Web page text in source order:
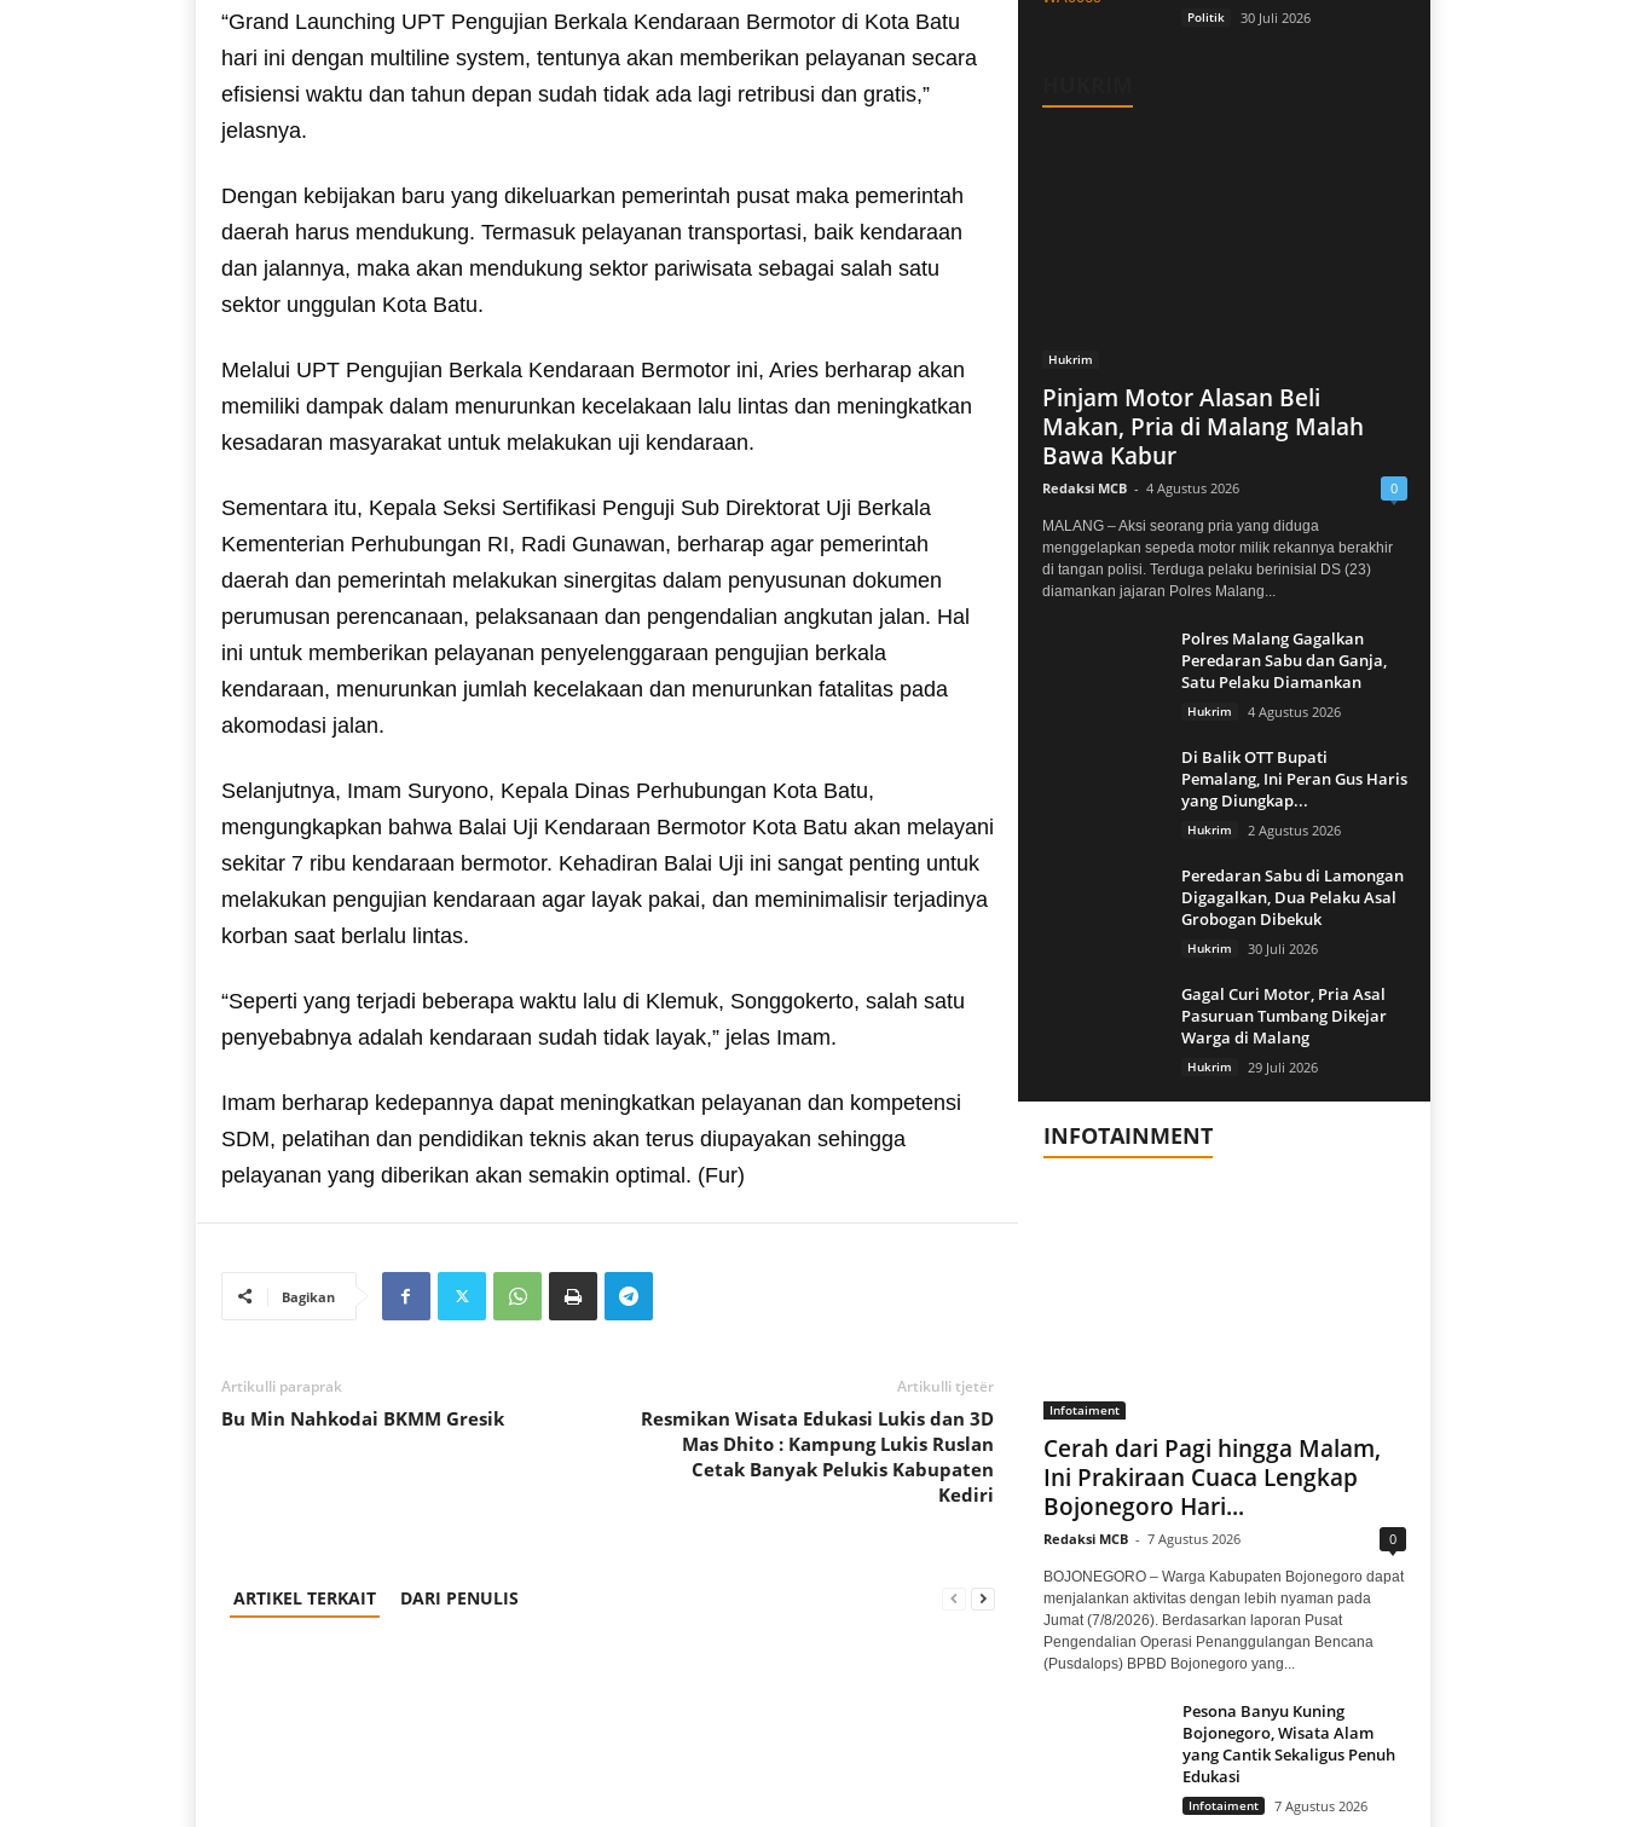
“Grand Launching UPT Pengujian Berkala Kendaraan Bermotor di Kota Batu
hari ini dengan multiline system, tentunya akan memberikan pelayanan secara
efisiensi waktu dan tahun depan sudah tidak ada lagi retribusi dan gratis,”
jelasnya.
Dengan kebijakan baru yang dikeluarkan pemerintah pusat maka pemerintah
daerah harus mendukung. Termasuk pelayanan transportasi, baik kendaraan
dan jalannya, maka akan mendukung sektor pariwisata sebagai salah satu
sektor unggulan Kota Batu.
Melalui UPT Pengujian Berkala Kendaraan Bermotor ini, Aries berharap akan
memiliki dampak dalam menurunkan kecelakaan lalu lintas dan meningkatkan
kesadaran masyarakat untuk melakukan uji kendaraan.
Sementara itu, Kepala Seksi Sertifikasi Penguji Sub Direktorat Uji Berkala
Kementerian Perhubungan RI, Radi Gunawan, berharap agar pemerintah
daerah dan pemerintah melakukan sinergitas dalam penyusunan dokumen
perumusan perencanaan, pelaksanaan dan pengendalian angkutan jalan. Hal
ini untuk memberikan pelayanan penyelenggaraan pengujian berkala
kendaraan, menurunkan jumlah kecelakaan dan menurunkan fatalitas pada
akomodasi jalan.
Selanjutnya, Imam Suryono, Kepala Dinas Perhubungan Kota Batu,
mengungkapkan bahwa Balai Uji Kendaraan Bermotor Kota Batu akan melayani
sekitar 7 ribu kendaraan bermotor. Kehadiran Balai Uji ini sangat penting untuk
melakukan pengujian kendaraan agar layak pakai, dan meminimalisir terjadinya
korban saat berlalu lintas.
“Seperti yang terjadi beberapa waktu lalu di Klemuk, Songgokerto, salah satu
penyebabnya adalah kendaraan sudah tidak layak,” jelas Imam.
Imam berharap kedepannya dapat meningkatkan pelayanan dan kompetensi
SDM, pelatihan dan pendidikan teknis akan terus diupayakan sehingga
pelayanan yang diberikan akan semakin optimal. (Fur)
Bagikan
Artikulli paraprak
Bu Min Nahkodai BKMM Gresik
Artikulli tjetër
Resmikan Wisata Edukasi Lukis dan 3D
Mas Dhito : Kampung Lukis Ruslan
Cetak Banyak Pelukis Kabupaten
Kediri
ARTIKEL TERKAIT DARI PENULIS
Politik 30 Juli 2026
Hukrim
Pinjam Motor Alasan Beli
Makan, Pria di Malang Malah
Bawa Kabur
Redaksi MCB - 4 Agustus 2026 0
MALANG – Aksi seorang pria yang diduga
menggelapkan sepeda motor milik rekannya berakhir
di tangan polisi. Terduga pelaku berinisial DS (23)
diamankan jajaran Polres Malang...
Polres Malang Gagalkan
Peredaran Sabu dan Ganja,
Satu Pelaku Diamankan
Hukrim 4 Agustus 2026
Di Balik OTT Bupati
Pemalang, Ini Peran Gus Haris
yang Diungkap...
Hukrim 2 Agustus 2026
Peredaran Sabu di Lamongan
Digagalkan, Dua Pelaku Asal
Grobogan Dibekuk
Hukrim 30 Juli 2026
Gagal Curi Motor, Pria Asal
Pasuruan Tumbang Dikejar
Warga di Malang
Hukrim 29 Juli 2026
INFOTAINMENT
Infotaiment
Cerah dari Pagi hingga Malam,
Ini Prakiraan Cuaca Lengkap
Bojonegoro Hari...
Redaksi MCB - 7 Agustus 2026 0
BOJONEGORO – Warga Kabupaten Bojonegoro dapat
menjalankan aktivitas dengan lebih nyaman pada
Jumat (7/8/2026). Berdasarkan laporan Pusat
Pengendalian Operasi Penanggulangan Bencana
(Pusdalops) BPBD Bojonegoro yang...
Pesona Banyu Kuning
Bojonegoro, Wisata Alam
yang Cantik Sekaligus Penuh
Edukasi
Infotaiment 7 Agustus 2026